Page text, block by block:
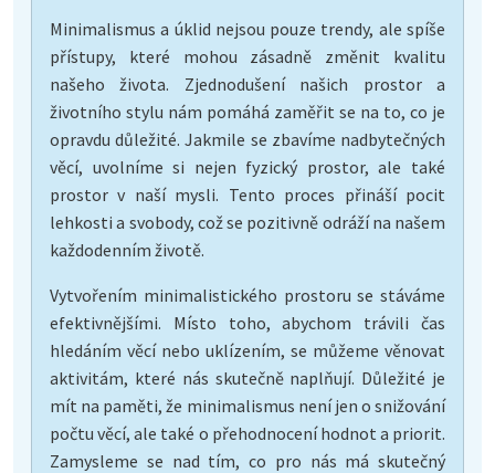
Minimalismus a úklid nejsou pouze trendy, ale spíše
přístupy, které mohou zásadně změnit kvalitu
našeho života. Zjednodušení našich prostor a
životního stylu nám pomáhá zaměřit se na to, co je
opravdu důležité. Jakmile se zbavíme nadbytečných
věcí, uvolníme si nejen fyzický prostor, ale také
prostor v naší mysli. Tento proces přináší pocit
lehkosti a svobody, což se pozitivně odráží na našem
každodenním životě.
Vytvořením minimalistického prostoru se stáváme
efektivnějšími. Místo toho, abychom trávili čas
hledáním věcí nebo uklízením, se můžeme věnovat
aktivitám, které nás skutečně naplňují. Důležité je
mít na paměti, že minimalismus není jen o snižování
počtu věcí, ale také o přehodnocení hodnot a priorit.
Zamysleme se nad tím, co pro nás má skutečný